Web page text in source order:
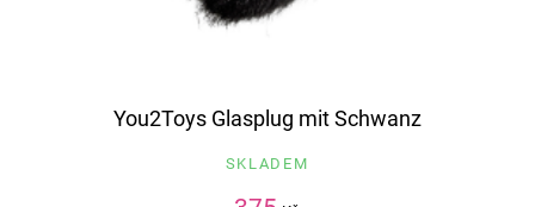
You2Toys Glasplug mit Schwanz
SKLADEM